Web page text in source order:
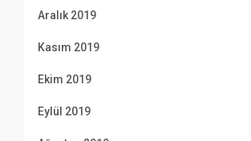
Aralık 2019
Kasım 2019
Ekim 2019
Eylül 2019